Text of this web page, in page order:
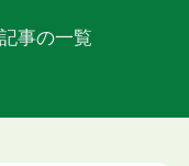
事の一覧